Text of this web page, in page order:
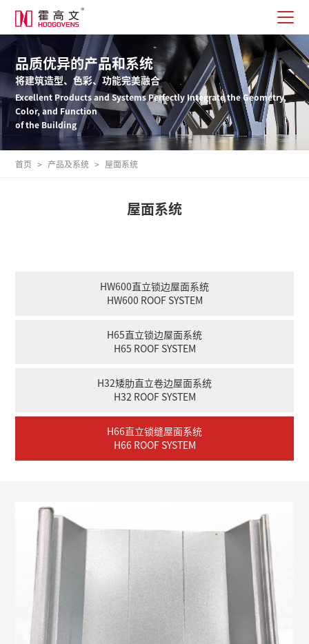
品质优异的产品和系统
将建筑造型、色彩、功能完美融合
Excellent Products and Systems Perfectly Integrate the Geometry,
Color, and Function
of the Building
首页 > 产品及系统 > 屋面系统
屋面系统
HW600直立锁边屋面系统
HW600 ROOF SYSTEM
H65直立锁边屋面系统
H65 ROOF SYSTEM
H32矮肋直立卷边屋面系统
H32 ROOF SYSTEM
H66直立锁缝屋面系统
H66 ROOF SYSTEM